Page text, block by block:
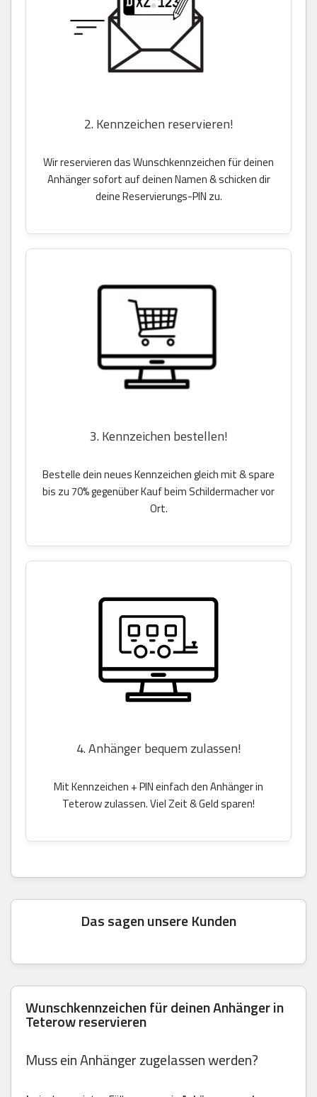
2. Kennzeichen reservieren!
Wir reservieren das Wunschkennzeichen für deinen
Anhänger sofort auf deinen Namen & schicken dir
deine Reservierungs-PIN zu.
3. Kennzeichen bestellen!
Bestelle dein neues Kennzeichen gleich mit & spare
bis zu 70% gegenüber Kauf beim Schildermacher vor
Ort.
4. Anhänger bequem zulassen!
Mit Kennzeichen + PIN einfach den Anhänger in
Teterow zulassen. Viel Zeit & Geld sparen!
Das sagen unsere Kunden
Wunschkennzeichen für deinen Anhänger in
Teterow reservieren
Muss ein Anhänger zugelassen werden?